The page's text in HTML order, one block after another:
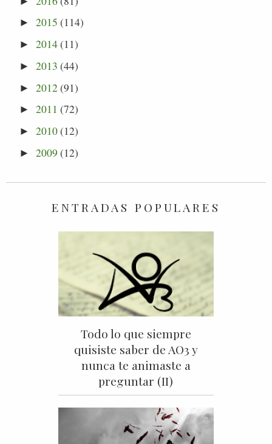
►2015 (114)
►2014(11)
►2013 (44)
►2012(91)
►2011 (72)
►2010(12)
►2009 (12)
ENTRADAS POPULARES
Todo lo que siempre
quisiste saber de AO3 y
nunca te animaste a
preguntar (II)